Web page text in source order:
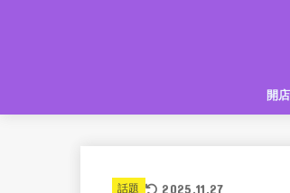
開
話題 2025.11.27